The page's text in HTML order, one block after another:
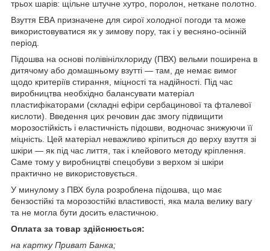
трьох шарів: щільне штучне хутро, поролон, неткане полотно.
Взуття ЕВА призначене для сирої холодної погоди та може
використовуватися як у зимову пору, так і у весняно-осінній
період.
Підошва на основі полівінілхлориду (ПВХ) вельми поширена в
дитячому або домашньому взутті — там, де немає вимог
щодо критеріїв стирання, міцності та надійності. Під час
виробництва необхідно балансувати матеріал
пластифікаторами (складні ефіри сербацинової та фталевої
кислоти). Введення цих речовин дає змогу підвищити
морозостійкість і еластичність підошви, водночас знижуючи її
міцність. Цей матеріал неважливо кріпиться до верху взуття зі
шкіри — як під час лиття, так і клейового методу кріплення.
Саме тому у виробництві спецобуви з верхом зі шкіри
практично не використовується.
У минулому з ПВХ була розроблена підошва, що має
бензостійкі та морозостійкі властивості, яка мала велику вагу
та не могла бути досить еластичною.
Оплата за товар здійснюється:
на картку Приват Банка;